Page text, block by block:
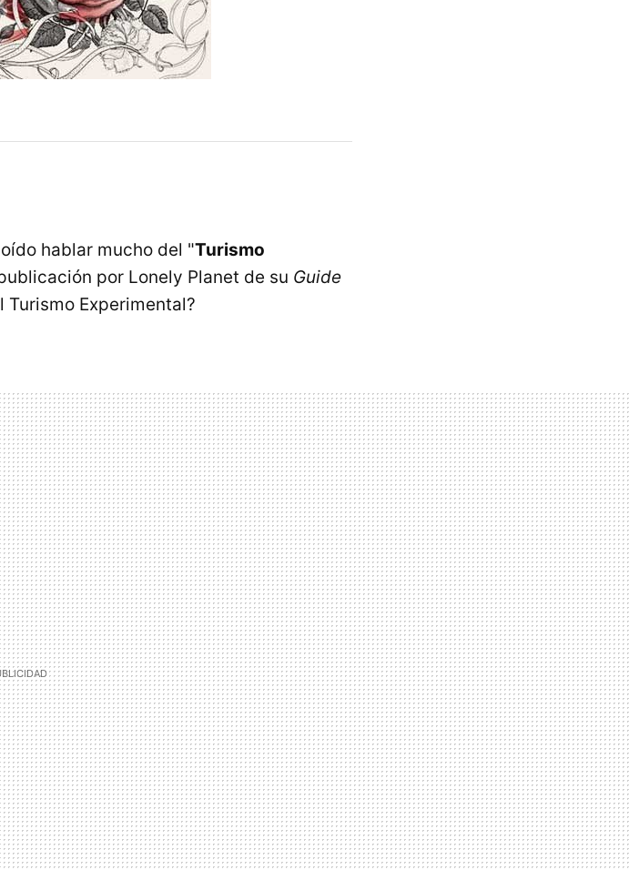
hablar mucho del "Turismo
por Lonely Planet de su Guide
Turismo Experimental?